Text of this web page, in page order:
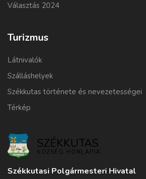
Választás 2024
Turizmus
Látnivalók
Szálláshelyek
Székkutas története és nevezetességei
Térkép
SZÉKKUTAS
KÖZSÉG HONLAPJA
Székkutasi Polgármesteri Hivatal